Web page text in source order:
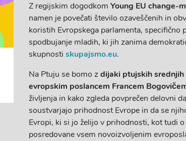
Z regijskim dogodkom Young EU change-
namen je povečati število ozaveščenih in
koristih Evropskega parlamenta,
spodbujanje mladih, ki jih zanima
skupnosti skupajsmo.eu.
Na Ptuju se bomo zdijaki ptujskih srednjih
evropskim poslancem Francem
življenja in kako zgleda povprečen delovni
soustvarjajo prihodnost Evrope in da se
Evropi, ki si jo želijo v prihodnosti, kot tudi
posredovane vsem novoizvoljenim